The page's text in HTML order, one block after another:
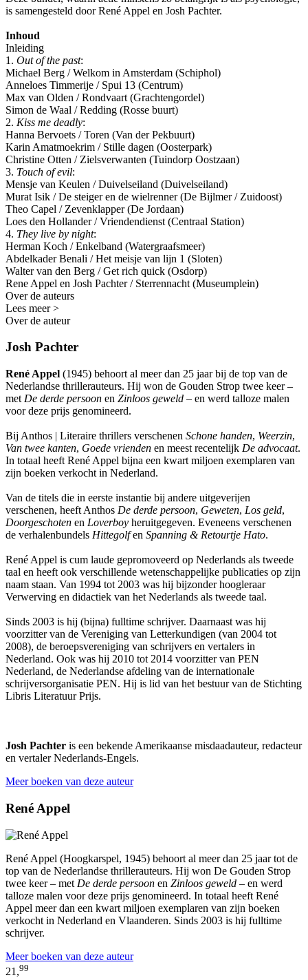
is samengesteld door René Appel en Josh Pachter.
Inhoud
Inleiding
1. Out of the past:
Michael Berg / Welkom in Amsterdam (Schiphol)
Anneloes Timmerije / Spui 13 (Centrum)
Max van Olden / Rondvaart (Grachtengordel)
Simon de Waal / Redding (Rosse buurt)
2. Kiss me deadly:
Hanna Bervoets / Toren (Van der Pekbuurt)
Karin Amatmoekrim / Stille dagen (Oosterpark)
Christine Otten / Zielsverwanten (Tuindorp Oostzaan)
3. Touch of evil:
Mensje van Keulen / Duivelseiland (Duivelseiland)
Murat Isik / De steiger en de wielrenner (De Bijlmer / Zuidoost)
Theo Capel / Zevenklapper (De Jordaan)
Loes den Hollander / Vriendendienst (Centraal Station)
4. They live by night:
Herman Koch / Enkelband (Watergraafsmeer)
Abdelkader Benali / Het meisje van lijn 1 (Sloten)
Walter van den Berg / Get rich quick (Osdorp)
Rene Appel en Josh Pachter / Sterrennacht (Museumplein)
Over de auteurs
Lees meer >
Over de auteur
Josh Pachter
René Appel (1945) behoort al meer dan 25 jaar bij de top van de
Nederlandse thrillerauteurs. Hij won de Gouden Strop twee keer –
met De derde persoon en Zinloos geweld – en werd talloze malen
voor deze prijs genomineerd.
Bij Anthos | Literaire thrillers verschenen Schone handen, Weerzin,
Van twee kanten, Goede vrienden en meest recentelijk De advocaat.
In totaal heeft René Appel bijna een kwart miljoen exemplaren van
zijn boeken verkocht in Nederland.
Van de titels die in eerste instantie bij andere uitgeverijen
verschenen, heeft Anthos De derde persoon, Geweten, Los geld,
Doorgeschoten en Loverboy heruitgegeven. Eveneens verschenen
de verhalenbundels Hittegolfen Spanning & Retourtje Hato.
René Appel is cum laude gepromoveerd op Nederlands als tweede
taal en heeft ook verschillende wetenschappelijke publicaties op zijn
naam staan. Van 1994 tot 2003 was hij bijzonder hoogleraar
Verwerving en didactiek van het Nederlands als tweede taal.
Sinds 2003 is hij (bijna) fulltime schrijver. Daarnaast was hij
voorzitter van de Vereniging van Letterkundigen (van 2004 tot
2008), de beroepsvereniging van schrijvers en vertalers in
Nederland. Ook was hij 2010 tot 2014 voorzitter van PEN
Nederland, de Nederlandse afdeling van de internationale
schrijversorganisatie PEN. Hij is lid van het bestuur van de Stichting
Libris Literatuur Prijs.
Josh Pachter is een bekende Amerikaanse misdaadauteur, redacteur
en vertaler Nederlands-Engels.
Meer boeken van deze auteur
René Appel
René Appel (Hoogkarspel, 1945) behoort al meer dan 25 jaar tot de
top van de Nederlandse thrillerauteurs. Hij won De Gouden Strop
twee keer – met De derde persoon en Zinloos geweld – en werd
talloze malen voor deze prijs genomineerd. In totaal heeft René
Appel meer dan een kwart miljoen exemplaren van zijn boeken
verkocht in Nederland en Vlaanderen. Sinds 2003 is hij fulltime
schrijver.
Meer boeken van deze auteur
21,99